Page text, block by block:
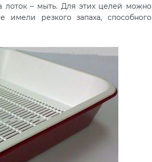
лоток – мыть. Для этих целей можно
имели резкого запаха, способного